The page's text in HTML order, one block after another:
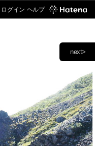
ログイン ヘルプ
next>